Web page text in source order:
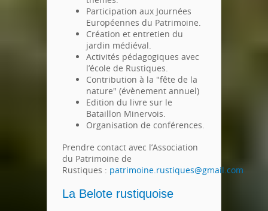
Participation aux Journées
Européennes du Patrimoine.
Création et entretien du
jardin médiéval.
Activités pédagogiques avec
l’école de Rustiques.
Contribution à la "fête de la
nature" (évènement annuel)
Edition du livre sur le
Bataillon Minervois.
Organisation de conférences.
Prendre contact avec l’Association
du Patrimoine de
Rustiques : patrimoine.rustiques@gmail.com
La Belote rustiquoise